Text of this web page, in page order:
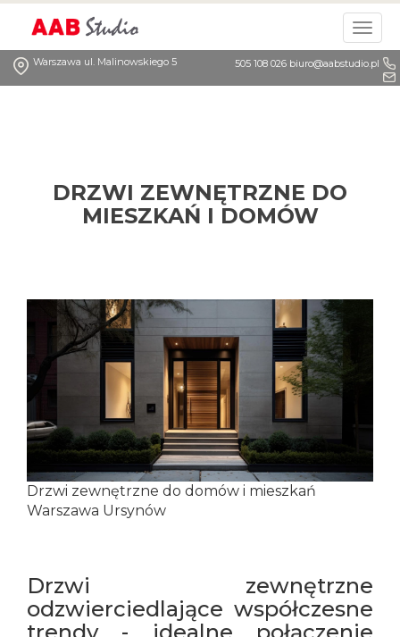
Warszawa ul. Malinowskiego 5 505 108 026 biuro@aabstudio.pl
DRZWI ZEWNĘTRZNE DO
MIESZKAŃ I DOMÓW
Drzwi zewnętrzne do domów i mieszkań
Warszawa Ursynów
Drzwi zewnętrzne
odzwierciedlające współczesne
trendy - idealne połączenie